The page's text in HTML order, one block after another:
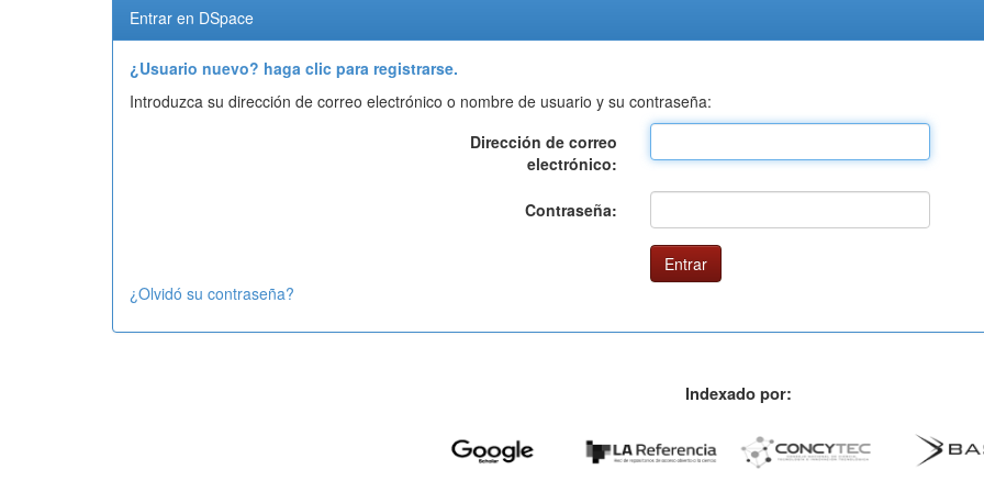
Entrar en DSpace
¿Usuario nuevo? haga clic para registrarse.
Introduzca su dirección de correo electrónico o nombre de usuario y su contraseña:
Dirección de correo
electrónico:
Contraseña:
¿Olvidó su contraseña?
Indexado por: